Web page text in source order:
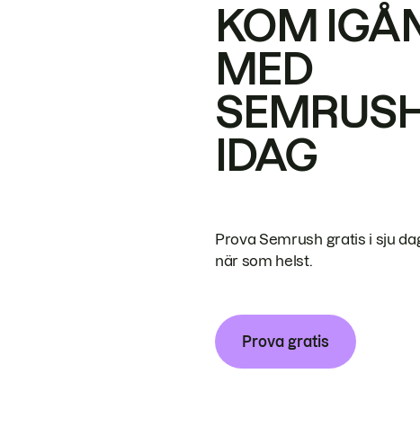
KOM
MED
IDAG
Prova Semrush gratis i sju
när som helst.
Prova gratis